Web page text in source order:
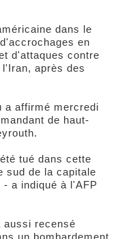
dans le
en
d'attaques contre
après des
a affirmé mercredi
de haut-
tué dans cette
sud de la capitale
a indiqué à l'AFP
aussi recensé